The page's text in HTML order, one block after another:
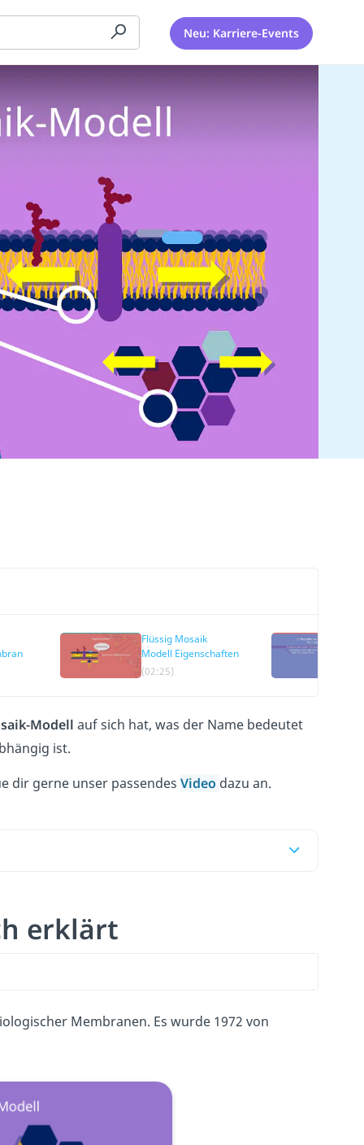
Neu: Karriere-Events
Flüssig Mosaik
Modell Eigenschaften
(02:25)
Modell auf sich hat, was der Name bedeutet
ist.
dir gerne unser passendes Video dazu an.
erklärt
Membranen. Es wurde 1972 von